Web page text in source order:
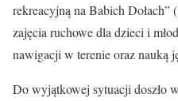
rekreacyjną na Babich Dołach”
zajęcia ruchowe dla dzieci i
nawigacji w terenie oraz nauką
Do wyjątkowej sytuacji doszło